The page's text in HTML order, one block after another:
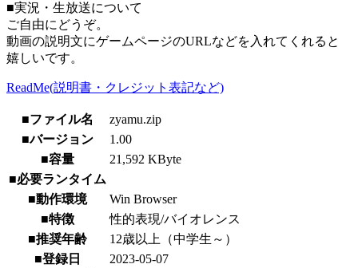
■実況・生放送について
ご自由にどうぞ。
動画の説明文にゲームページのURLなどを入れてくれると
嬉しいです。
ReadMe(説明書・クレジット表記など)
■ファイル名
zyamu.zip
■バージョン
1.00
■容量
21,592 KByte
■必要ランタイム
■動作環境
Win Browser
■特徴
性的表現/バイオレンス
■推奨年齢
12歳以上（中学生～）
■登録日
2023-05-07